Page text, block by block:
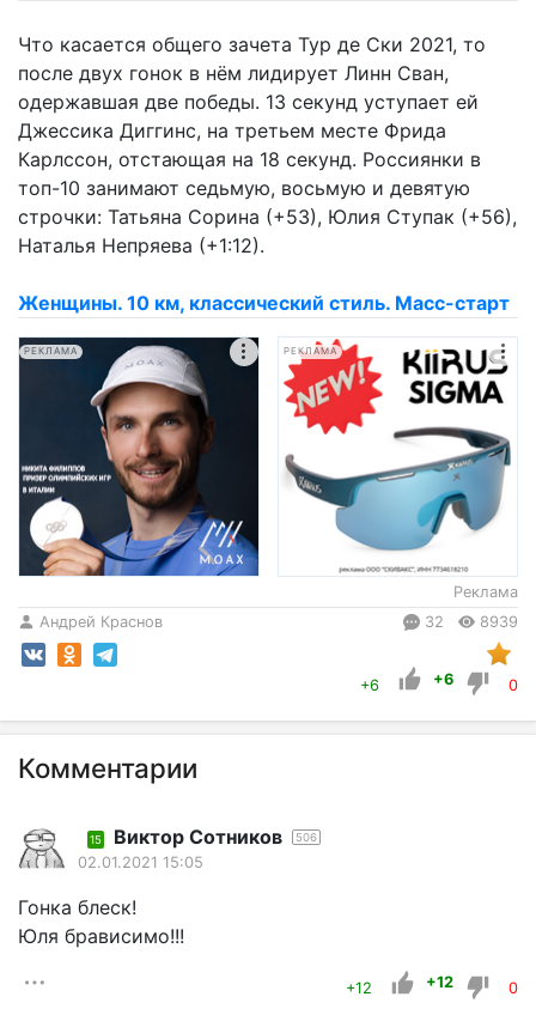
Что касается общего зачета Тур де Ски 2021, то
после двух гонок в нём лидирует Линн Сван,
одержавшая две победы. 13 секунд уступает ей
Джессика Диггинс, на третьем месте Фрида
Карлссон, отстающая на 18 секунд. Россиянки в
топ-10 занимают седьмую, восьмую и девятую
строчки: Татьяна Сорина (+53), Юлия Ступак (+56),
Наталья Непряева (+1:12).
Женщины. 10 км, классический стиль. Масс-старт
РЕКЛАМА РЕКЛАМА
Реклама
Андрей Краснов
32 8939
+6 +6 0
Комментарии
15 Виктор Сотников 506
02.01.2021 15:05
Гонка блеск!
Юля брависимо!!!
+12 +12 0